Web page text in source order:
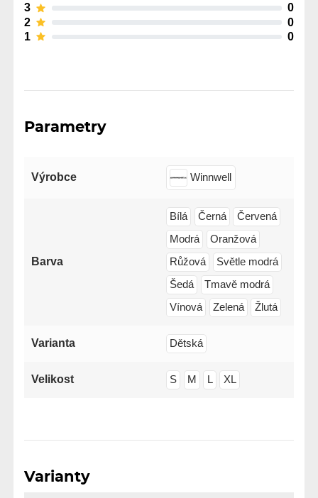
3
0
2
0
1
0
Parametry
Výrobce Winnwell
Barva
Bílá Černá
Červená
Modrá
Oranžová
Růžová
Světle modrá
Šedá
Tmavě modrá
Vínová
Zelená Žlutá
Varianta Dětská
Velikost S M L XL
Varianty